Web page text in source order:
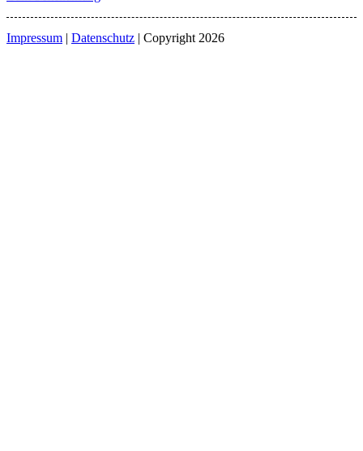
Impressum | Datenschutz | Copyright 2026